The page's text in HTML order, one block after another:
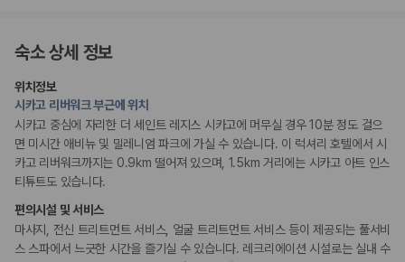
보험 조건, 예약 가능 차량을 한 번에 비교할 수 있습니다.
Q. 제주 렌트카 최저가는 무엇을 기준으로 비교해야 하나요?
Q. 제주공항 근처 렌트카도 비교할 수 있나요?
Q. 제주 렌트카 가격비교 시 보험도 함께 비교할 수 있나요?
Q. 가족 여행에는 어떤 제주 렌트카를 비교해야 하나요?
제주렌트카 가격비교 주요 링크
제주 렌트카 예약
국내 렌트카 가격비교
해외 렌트카 가격비교
편의시설
테라스
엘리베이터
루프탑
수화물 보관소
정원
리셉션 서비스
드라이클리닝/세탁서비스
콘시어지 서비스
짐 보관 서비스
숙소 상세 정보
위치정보
시카고 리버워크 부근에 위치
시카고 중심에 자리한 더 세인트 레지스 시카고에 머무실 경우 10분 정도 걸으
면 미시간 애비뉴 및 밀레니엄 파크에 가실 수 있습니다. 이 럭셔리 호텔에서 시
카고 리버워크까지는 0.9km 떨어져 있으며, 1.5km 거리에는 시카고 아트 인스
티튜트도 있습니다.
편의시설 및 서비스
마사지, 전신 트리트먼트 서비스, 얼굴 트리트먼트 서비스 등이 제공되는 풀서비
스 스파에서 느긋한 시간을 즐기실 수 있습니다. 레크리에이션 시설로는 실내 수